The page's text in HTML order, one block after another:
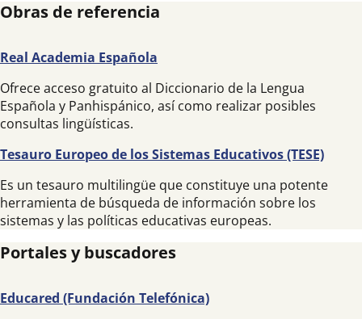
Obras de referencia
Real Academia Española
Ofrece acceso gratuito al Diccionario de la Lengua
Española y Panhispánico, así como realizar posibles
consultas lingüísticas.
Tesauro Europeo de los Sistemas Educativos (TESE)
Es un tesauro multilingüe que constituye una potente
herramienta de búsqueda de información sobre los
sistemas y las políticas educativas europeas.
Portales y buscadores
Educared (Fundación Telefónica)